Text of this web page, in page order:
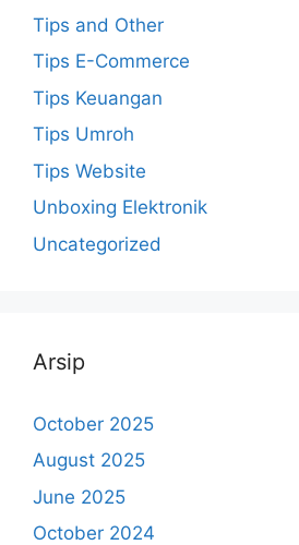
Tips and Other
Tips E-Commerce
Tips Keuangan
Tips Umroh
Tips Website
Unboxing Elektronik
Uncategorized
Arsip
October 2025
August 2025
June 2025
October 2024